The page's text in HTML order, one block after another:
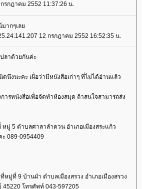
กรกฎาคม 2552 11:37:26 น.
ากๆเลย
12 กรกฎาคม 2552 16:52:35 น.
ลาด้วยกันค่ะ
นึงนะคะ เผื่อว่ามีหนังสือเก่าๆ ที่ไม่ได้อ่านแล้ว
ารหนังสือเพื่อจัดทำห้องสมุด ถ้าสนใจสามารถส่ง
หมู่ 5 ตำบลศาลาลำดวน อำเภอเมืองสระแก้ว
ะ 089-0954409
หมู่ที่ 9 บ้านผำ ตำบลเมืองสรวง อำเภอเมืองสรวง
45220 โทรศัพท์ 043-597205